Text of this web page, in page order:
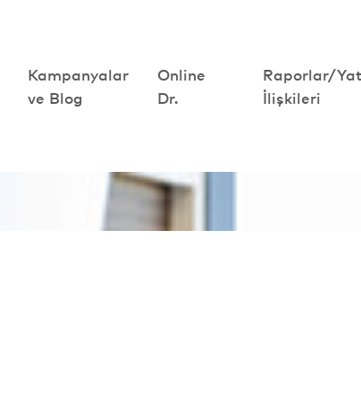
Kampanyalar
ve Blog
Online
Dr.
Raporlar/
İlişkileri
Kampanyalar
ve Blog
Online
Dr.
Raporlar/
İlişkileri